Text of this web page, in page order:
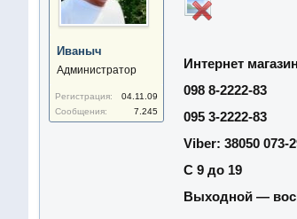
Иваныч
Администратор
Регистрация:
04.11.09
Сообщения:
7.245
Интернет магазин
098 8-2222-83
095 3-2222-83
Viber: 38050 073-
С 9 до 19
Выходной —